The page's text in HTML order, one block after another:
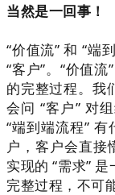
当然是一回事！
“价值流” 和 “端
“客户”。“价值流
的完整过程。我
会问 “客户” 对
“端到端流程” 有
户，客户会直接
实现的 “需求” 是
完整过程， 不可